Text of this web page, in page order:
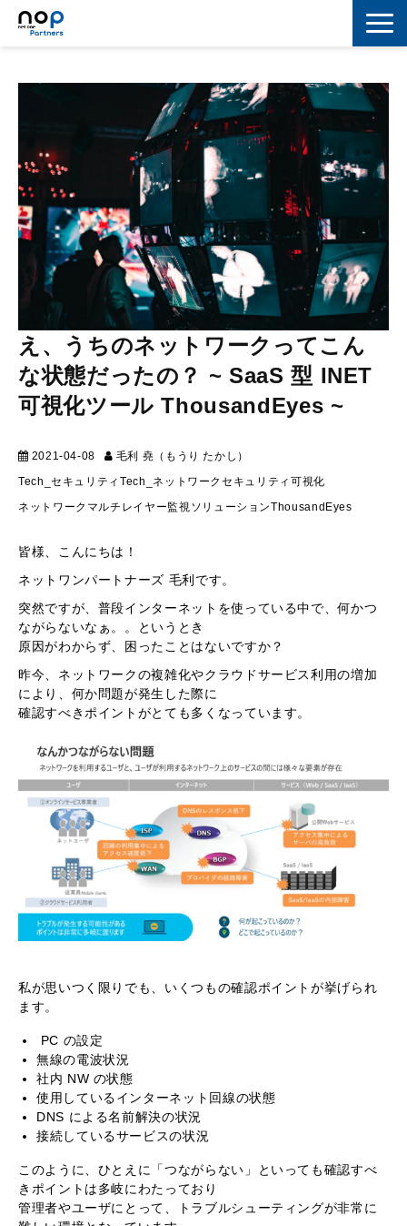
マーケティング
セキュリティ
IoT
コラボレーション
スキルアップ
IT用語解説
え、うちのネットワークってこん
な状態だったの？ ~ SaaS 型 INET
可視化ツール ThousandEyes ~
2021-04-08 毛利 堯（もうり たかし）
Tech_セキュリティTech_ネットワークセキュリティ 可視化
ネットワーク マルチレイヤー監視ソリューションThousandEyes
皆様、こんにちは！
ネットワンパートナーズ 毛利です。
突然ですが、普段インターネットを使っている中で、何かつ
ながらないなぁ。。というとき
原因がわからず、困ったことはないですか？
昨今、ネットワークの複雑化やクラウドサービス利用の増加
により、何か問題が発生した際に
確認すべきポイントがとても多くなっています。
私が思いつく限りでも、いくつもの確認ポイントが挙げられ
ます。
PC の設定
無線の電波状況
社内 NW の状態
使用しているインターネット回線の状態
DNS による名前解決の状況
接続しているサービスの状況
このように、ひとえに「つながらない」といっても確認すべ
きポイントは多岐にわたっており
管理者やユーザにとって、トラブルシューティングが非常に